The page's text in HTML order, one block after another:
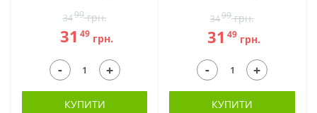
Кали (64) Кислиця (9)
3499грн.
31 49грн.
- +
КУПИТИ
3499грн.
31 49 грн.
- +
КУПИТИ